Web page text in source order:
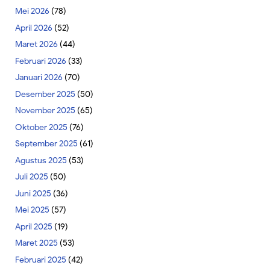
Mei 2026 (78)
April 2026 (52)
Maret 2026 (44)
Februari 2026 (33)
Januari 2026 (70)
Desember 2025 (50)
November 2025 (65)
Oktober 2025 (76)
September 2025 (61)
Agustus 2025 (53)
Juli 2025 (50)
Juni 2025 (36)
Mei 2025 (57)
April 2025 (19)
Maret 2025 (53)
Februari 2025 (42)